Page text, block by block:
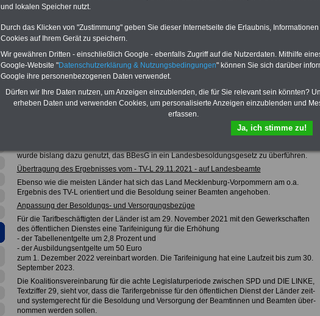
dokumentiert. Hier
Besoldungsrecht und Besoldungstabellen für Beamtinnen und Beamte
sowie Anwärter/innen
Die Besoldung wird durch Gesetz und danach ergangenen Rechtsverordnungen geregelt.
Wesentliche gesetzliche Grundlagen waren und sind durch entsprechende
Übernahmegesetze bzw. die Weitergeltungsanordnung des Artikel125a Grundgesetz, das
Bundesbesoldungsgesetz (BBesG) und die dazu erlassenen Rechtsvorschriften zum Stand
wurde bislang dazu genutzt, das BBesG in ein Landesbesoldungsgesetz zu überführen.
Übertragung des Ergebnisses vom - TV-L 29.11.2021 - auf Landesbeamte
Ebenso wie die meisten Länder hat sich das Land Mecklenburg-Vorpommern am o.a.
Ergebnis des TV-L orientiert und die Besoldung seiner Beamten angehoben.
Anpassung der Besoldungs- und Versorgungsbezüge
Für die Tarifbeschäftigten der Länder ist am 29. November 2021 mit den Gewerkschaften
des öffentlichen Dienstes eine Tarifeinigung für die Erhöhung
- der Tabellenentgelte um 2,8 Prozent und
- der Ausbildungsentgelte um 50 Euro
zum 1. Dezember 2022 vereinbart worden. Die Tarifeinigung hat eine Laufzeit bis zum 30.
September 2023.
Die Koalitionsvereinbarung für die achte Legislaturperiode zwischen SPD und DIE LINKE,
Textziffer 29, sieht vor, dass die Tarifergebnisse für den öffentlichen Dienst der Länder zeit-
und systemgerecht für die Besoldung und Versorgung der Beamtinnen und Beamten über-
nommen werden sollen.
und lokalen Speicher nutzt.
Durch das Klicken von "Zustimmung" geben Sie dieser Internetseite die Erlaubnis,
Cookies auf Ihrem Gerät zu speichern.
Wir gewähren Dritten - einschließlich Google - ebenfalls Zugriff auf die Nutzerdaten. Mithilfe
Google-Website "Datenschutzerklärung & Nutzungsbedingungen" können Sie sich darüber
Google ihre personenbezogenen Daten verwendet.
Dürfen wir Ihre Daten nutzen, um Anzeigen einzublenden, die für Sie relevant sein könnten?
erheben Daten und verwenden Cookies, um personalisierte Anzeigen einzublenden und
erfassen.
Ja, ich stimme zu!